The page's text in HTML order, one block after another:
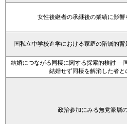
女性後継者の承継後の業績に影響
国私立中学校進学における家庭の階層的
結婚につながる同棲に関する探索的検討 ―
結婚せず同棲を解消した者
政治参加にみる無党派層